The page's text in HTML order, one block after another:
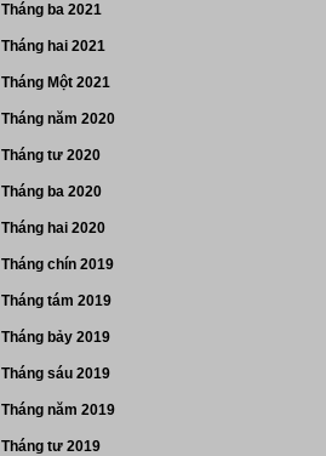
Tháng ba 2021
Tháng hai 2021
Tháng Một 2021
Tháng năm 2020
Tháng tư 2020
Tháng ba 2020
Tháng hai 2020
Tháng chín 2019
Tháng tám 2019
Tháng bảy 2019
Tháng sáu 2019
Tháng năm 2019
Tháng tư 2019